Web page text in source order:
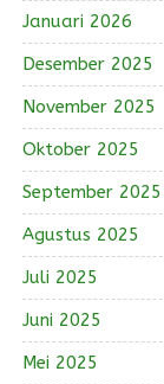
Januari 2026
Desember 2025
November 2025
Oktober 2025
September 2025
Agustus 2025
Juli 2025
Juni 2025
Mei 2025